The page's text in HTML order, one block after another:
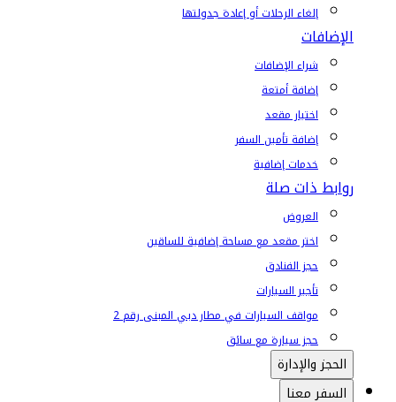
إلغاء الرحلات أو إعادة جدولتها
الإضافات
شراء الإضافات
إضافة أمتعة
اختيار مقعد
إضافة تأمين السفر
خدمات إضافية
روابط ذات صلة
العروض
اختر مقعد مع مساحة إضافية للساقين
حجز الفنادق
تأجير السيارات
مواقف السيارات في مطار دبي المبنى رقم 2
حجز سيارة مع سائق
الحجز والإدارة
السفر معنا